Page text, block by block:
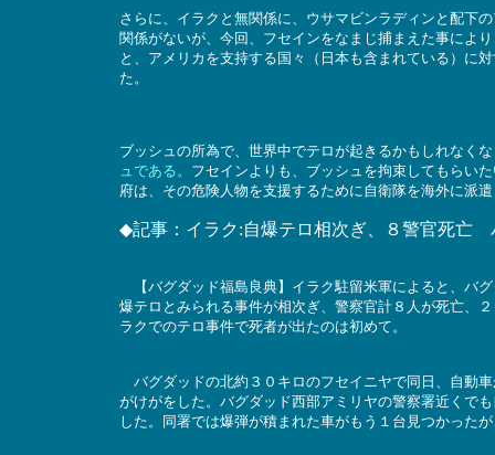
さらに、イラクと無関係に、ウサマビンラディンと配下
関係がないが、今回、フセインをなまじ捕まえた事によ
と、アメリカを支持する国々（日本も含まれている）に
た。
ブッシュの所為で、世界中でテロが起きるかもしれなく
ュである。 フセインよりも、ブッシュを拘束してもらい
府は、その危険人物を支援するために自衛隊を海外に派
◆記事：イラク:自爆テロ相次ぎ、８警官死亡
【バグダッド福島良典】イラク駐留米軍によると、バ
爆テロとみられる事件が相次ぎ、警察官計８人が死亡、
ラクでのテロ事件で死者が出たのは初めて。
バグダッドの北約３０キロのフセイニヤで同日、自動
がけがをした。バグダッド西部アミリヤの警察署近くで
した。同署では爆弾が積まれた車がもう１台見つかった